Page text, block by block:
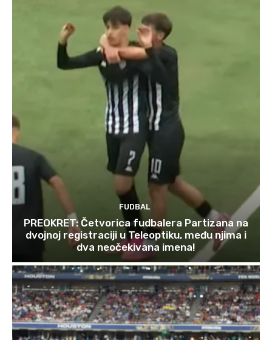
FUDBAL
PREOKRET: Četvorica fudbalera Partizana na
dvojnoj registraciji u Teleoptiku, među njima i
dva neočekivana imena!